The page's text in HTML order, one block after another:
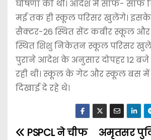
घोषणा की थी। आदेश में साफ- साफ
मई तक ही स्कूल परिसर खुलेंगे।
सैक्टर-26 स्थित सेंट कबीर स्कूल
स्थित शिशु निकेतन स्कूल परिसर
पुराने आदेश के अनुसार दोपहर 12 बजे
रही थी। स्कूल के गेट और स्कूल बस में
दिखाई दे रहे थे।
अमृतसर
PSPCL ने चीफ